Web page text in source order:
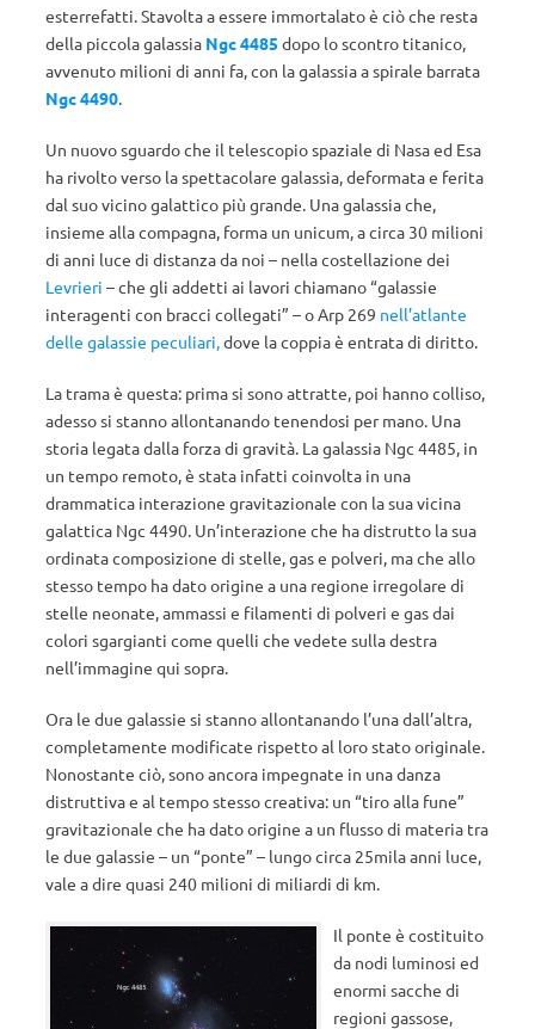
esterrefatti. Stavolta a essere immortalato è ciò che resta
della piccola galassia Ngc 4485 dopo lo scontro titanico,
avvenuto milioni di anni fa, con la galassia a spirale barrata
Ngc 4490.
Un nuovo sguardo che il telescopio spaziale di Nasa ed Esa
ha rivolto verso la spettacolare galassia, deformata e ferita
dal suo vicino galattico più grande. Una galassia che,
insieme alla compagna, forma un unicum,a circa 30 milioni
di anni luce di distanza da noi – nella costellazione dei
Levrieri –che gli addetti ai lavori chiamano “galassie
interagenti con bracci collegati” – o Arp 269 nell’atlante
delle galassie peculiari,dove la coppia è entrata di diritto.
La trama è questa: prima si sono attratte, poi hanno colliso,
adesso si stanno allontanando tenendosi per mano. Una
storia legata dalla forza di gravità. La galassia Ngc 4485, in
un tempo remoto, è stata infatti coinvolta in una
drammatica interazione gravitazionale con la sua vicina
galattica Ngc 4490. Un’interazione che ha distrutto la sua
ordinata composizione di stelle, gas e polveri, ma che allo
stesso tempo ha dato origine a una regione irregolare di
stelle neonate, ammassi e filamenti di polveri e gas dai
colori sgargianti come quelli che vedete sulla destra
nell’immagine qui sopra.
Ora le due galassie si stanno allontanando l’una dall’altra,
completamente modificate rispetto al loro stato originale.
Nonostante ciò, sono ancora impegnate in una danza
distruttiva e al tempo stesso creativa: un “tiro alla fune”
gravitazionale che ha dato origine a un flusso di materia tra
le due galassie – un “ponte” – lungo circa 25mila anni luce,
vale a dire quasi 240 milioni di miliardi di km.
Il ponte è costituito
da nodi luminosi ed
enormi sacche di
regioni gassose,